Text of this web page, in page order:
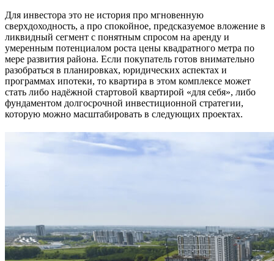
Для инвестора это не история про мгновенную
сверхдоходность, а про спокойное, предсказуемое вложение в
ликвидный сегмент с понятным спросом на аренду и
умеренным потенциалом роста цены квадратного метра по
мере развития района. Если покупатель готов внимательно
разобраться в планировках, юридических аспектах и
программах ипотеки, то квартира в этом комплексе может
стать либо надёжной стартовой квартирой «для себя», либо
фундаментом долгосрочной инвестиционной стратегии,
которую можно масштабировать в следующих проектах.